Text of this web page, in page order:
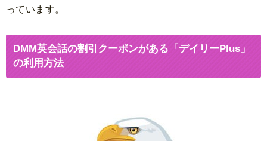
っています。
DMM英会話の割引クーポンがある「デイリーPlus」
の利用方法